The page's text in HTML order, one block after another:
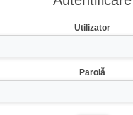
Utilizator
Parolă